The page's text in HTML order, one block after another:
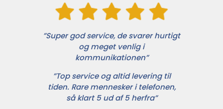
”Super god service, de svarer hurtigt
og meget venlig i
kommunikationen”
”Top service og altid levering til
tiden. Rare mennesker i telefonen,
så klart 5 ud af 5 herfra”